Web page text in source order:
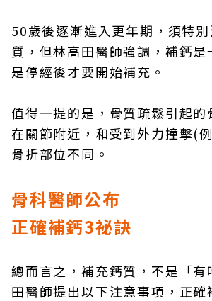
50歲後逐漸進入更年期，須特
質，但林高田醫師強調，補鈣是
是停經後才要開始補充。
值得一提的是，骨質疏鬆引起的
在關節附近，和受到外力撞擊(
骨折部位不同。
骨科醫師公布
正確補鈣3祕訣
總而言之，補充鈣質，不是「有
田醫師提出以下注意事項，正確